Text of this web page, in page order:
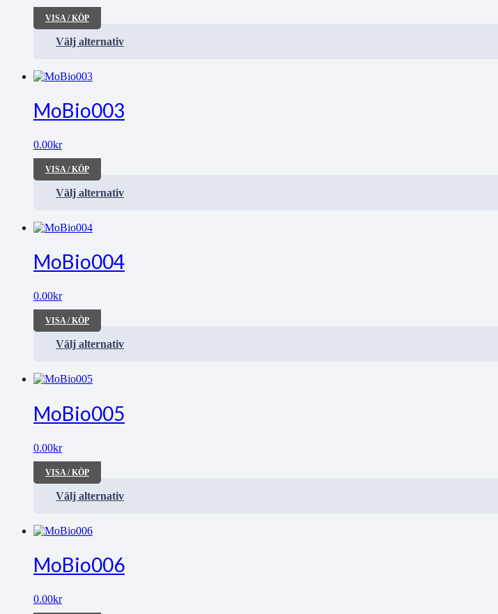
VISA / KÖP
Välj alternativ
MoBio003
0.00kr
VISA / KÖP
Välj alternativ
MoBio004
0.00kr
VISA / KÖP
Välj alternativ
MoBio005
0.00kr
VISA / KÖP
Välj alternativ
MoBio006
0.00kr